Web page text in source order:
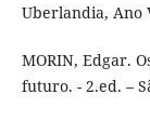
Uberlandia, Ano
MORIN, Edgar.
futuro. - 2.ed. –